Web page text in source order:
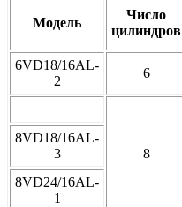
Модель
Число
цилиндров
6VD18/16AL-
2
6
8
8VD18/16AL-
3
8VD24/16AL-
1